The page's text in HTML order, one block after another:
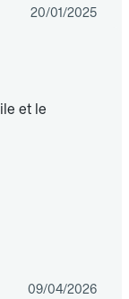
20/01/2025
et le
09/04/2026